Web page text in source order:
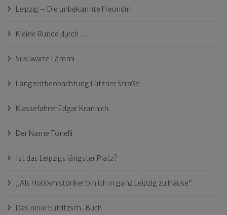
Leipzig – Die unbekannte Freundin
Kleine Runde durch …
Susi warte Lämmi
Langzeitbeobachtung Lützner Straße
Klassefahrer Edgar Krannich
Der Name Tonelli
Ist das Leipzigs längster Platz?
„Als Hobbyhistoriker bin ich in ganz Leipzig zu Hause“
Das neue Eutritzsch-Buch